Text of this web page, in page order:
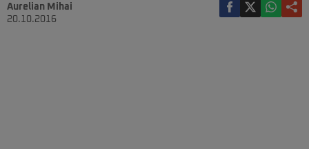
Aurelian Mihai
20.10.2016